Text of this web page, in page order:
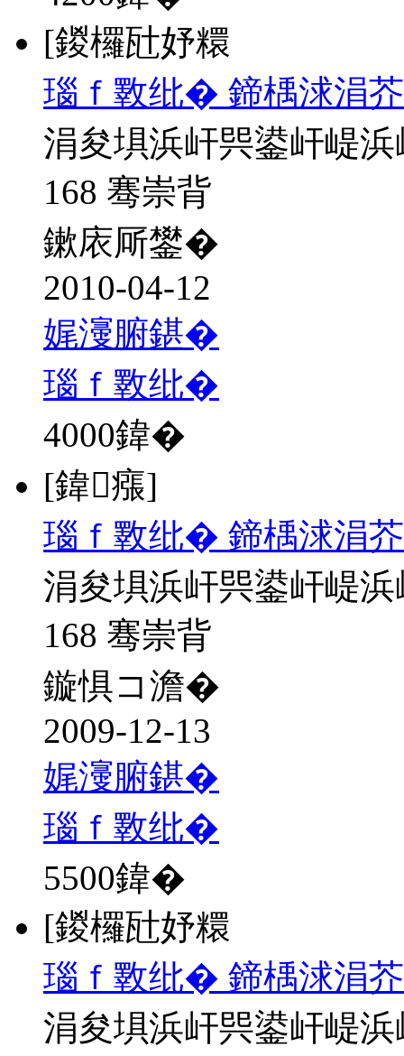
[鍐欏瓧妤糫
瑙ｆ斁纰� 鍗楀浗涓
涓夋埧浜屽巺鍙屽崼
168 骞崇背
鏉庡厛鐢�
2010-04-12
娓濅腑鍖�
瑙ｆ斁纰�
4000鍏�
[鍏瘬]
瑙ｆ斁纰� 鍗楀浗涓
涓夋埧浜屽巺鍙屽崼
168 骞崇背
鏇惧コ澹�
2009-12-13
娓濅腑鍖�
瑙ｆ斁纰�
5500鍏�
[鍐欏瓧妤糫
瑙ｆ斁纰� 鍗楀浗涓
涓夋埧浜屽巺鍙屽崼